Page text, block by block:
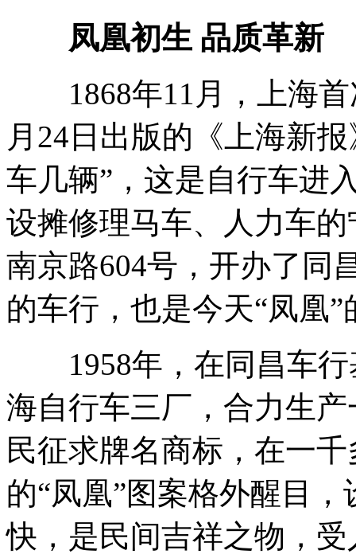
凤凰初生 品质革新
1868年11月，上海首
月24日出版的《上海新
车几辆”，这是自行车进
设摊修理马车、人力车
南京路604号，开办了同
的车行，也是今天“凤凰”
1958年，在同昌车行
海自行车三厂，合力生
民征求牌名商标，在一
的“凤凰”图案格外醒目
快，是民间吉祥之物，受